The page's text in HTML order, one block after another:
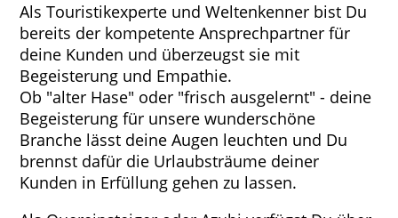
Als Touristikexperte und Weltenkenner bist Du
bereits der kompetente Ansprechpartner für
deine Kunden und überzeugst sie mit
Begeisterung und Empathie.
Ob "alter Hase" oder "frisch ausgelernt" - deine
Begeisterung für unsere wunderschöne
Branche lässt deine Augen leuchten und Du
brennst dafür die Urlaubsträume deiner
Kunden in Erfüllung gehen zu lassen.